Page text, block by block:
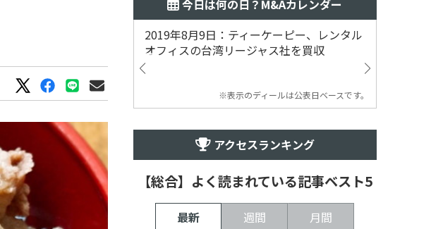
今日は何の日？M&Aカレンダー
2019年8月9日：ティーケーピー、レンタル
オフィスの台湾リージャス社を買収
※表示のディールは公表日ベースです。
アクセスランキング
【総合】よく読まれている記事ベスト5
最新 週間 月間